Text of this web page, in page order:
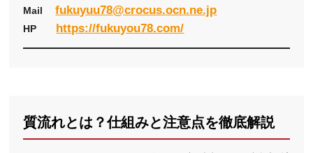
Mailfukuyuu78@crocus.ocn.ne.jp
HP https://fukuyou78.com/
質流れとは？仕組みと注意点を徹底解説